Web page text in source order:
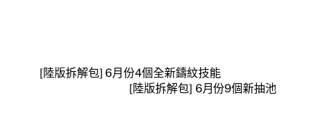
[陸版拆解包] 6月份4個全新鑄紋技能
[陸版拆解包] 6月份9個新抽池